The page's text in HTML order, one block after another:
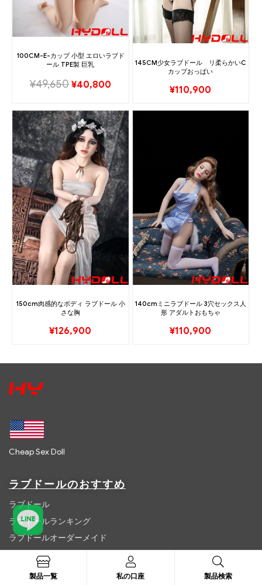
100CM-E-カップ 小型 エロいラブド
ール TPE製 巨乳
¥49,650 ¥40,800
145CM少女ラブドール リ柔らかいC
カップおっぱい
¥110,900
150cm肉感的なボディ ラブドール 小
さな胸
¥126,900
140cmミニラブドール 3穴セックス人
形 アダルトおもちゃ
¥110,900
Cheap Sex Doll
ラブドールのおすすめ
ラブドール
ラブドールランキング
ラブドールオーダーメイド
最新ラブドール
製品一覧製品一覧 私の口座 製品検索